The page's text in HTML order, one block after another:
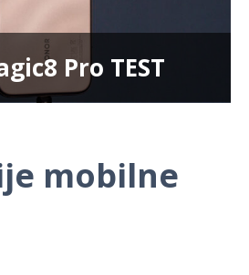
Pro TEST
mobilne